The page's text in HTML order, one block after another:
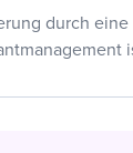
durch